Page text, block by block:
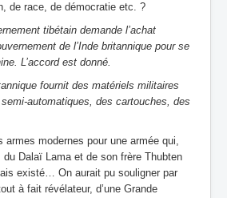
de race, de démocratie etc. ?
tibétain demande l’achat
de l’Inde britannique pour se
L’accord est donné.
fournit des matériels militaires
automatiques, des cartouches, des
armes modernes pour une armée qui,
Dalaï Lama et de son frère Thubten
existé… On aurait pu souligner par
à fait révélateur, d’une Grande